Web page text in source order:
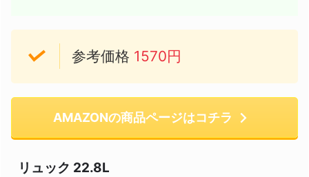
参考価格 1570円
AMAZONの商品ページはコチラ
リュック 22.8L